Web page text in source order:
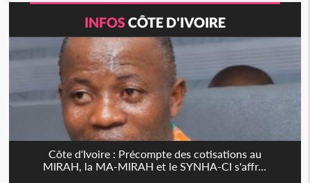
INFOSCÔTE D'IVOIRE
Côte d'Ivoire : Précompte des cotisations au
MIRAH, la MA-MIRAH et le SYNHA-CI s'affr...